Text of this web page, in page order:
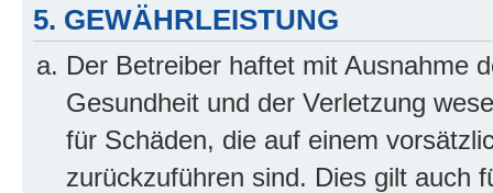
5. GEWÄHRLEISTUNG
Der Betreiber haftet mit Ausnahme
Gesundheit und der Verletzung
für Schäden, die auf einem
zurückzuführen sind. Dies gilt auch